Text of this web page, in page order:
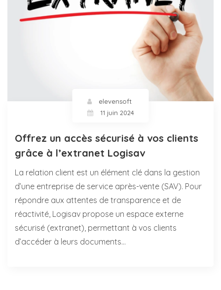
elevensoft
11 juin 2024
Offrez un accès sécurisé à vos clients
grâce à l’extranet Logisav
La relation client est un élément clé dans la gestion
d’une entreprise de service après-vente (SAV). Pour
répondre aux attentes de transparence et de
réactivité, Logisav propose un espace externe
sécurisé (extranet), permettant à vos clients
d’accéder à leurs documents…